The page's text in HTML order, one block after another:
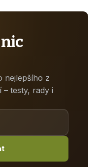
nejlepšího z
– testy, rady i